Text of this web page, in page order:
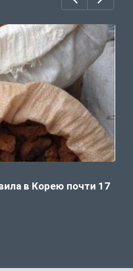
в Корею почти 17